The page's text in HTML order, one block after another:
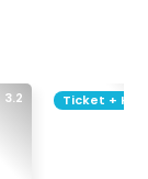
3.2 Ticket +